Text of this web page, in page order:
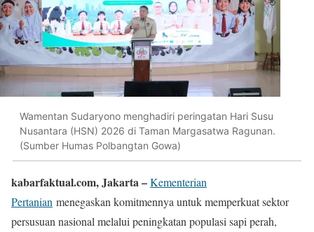
Wamentan Sudaryono menghadiri peringatan Hari Susu
Nusantara (HSN) 2026 di Taman Margasatwa Ragunan.
(Sumber Humas Polbangtan Gowa)
kabarfaktual.com, Jakarta –Kementerian
Pertanian menegaskan komitmennya untuk memperkuat sektor
persusuan nasional melalui peningkatan populasi sapi perah,